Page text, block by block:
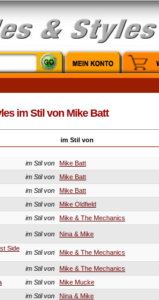
im Stil von Mike Batt
im Stil von
im Stil von
Mike Batt
im Stil von
Mike Batt
im Stil von
Mike Batt
im Stil von
Mike Oldfield
im Stil von
Mike & The Mechanics
im Stil von
Nina & Mike
Side
im Stil von Mike & The Mechanics
im Stil von
Mike & The Mechanics
im Stil von
Mike Mucke
im Stil von
Nina & Mike